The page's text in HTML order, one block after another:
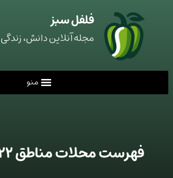
فلفل سبز
مجله آنلاین دانش،
منو
فهرست محلات مناطق ۲۲ گانه تهران